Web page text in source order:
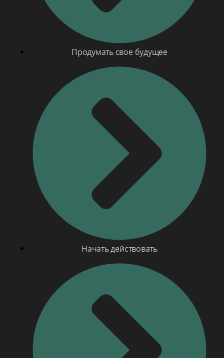
Продумать свое будущее
Начать действовать